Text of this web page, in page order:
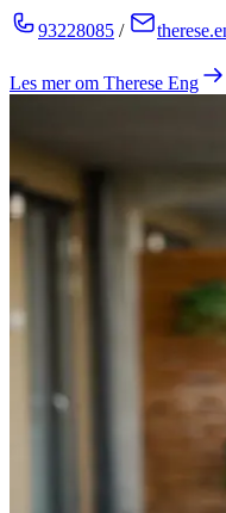
93228085 /
Les mer om Therese Eng